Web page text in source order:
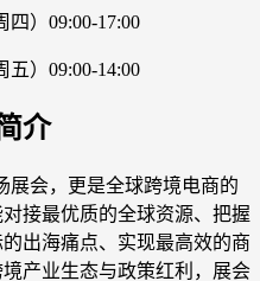
四）09:00-17:00
五）09:00-14:00
介
展会，更是全球跨境电商的
接最优质的全球资源、把握
出海痛点、实现最高效的商
产业生态与政策红利，展会